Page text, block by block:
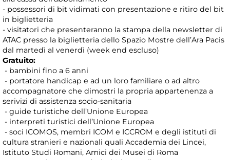
- possessori di bit vidimati con presentazione e ritiro del bit
in biglietteria
- visitatori che presenteranno la stampa della newsletter di
ATAC presso la biglietteria dello Spazio Mostre dell’Ara Pacis
dal martedì al venerdì (week end escluso)
Gratuito:
- bambini fino a 6 anni
- portatore handicap e ad un loro familiare o ad altro
accompagnatore che dimostri la propria appartenenza a
serivizi di assistenza socio-sanitaria
- guide turistiche dell’Unione Europea
- interpreti turistici dell’Unione Europea
- soci ICOMOS, membri ICOM e ICCROM e degli istituti di
cultura stranieri e nazionali quali Accademia dei Lincei,
Istituto Studi Romani, Amici dei Musei di Roma